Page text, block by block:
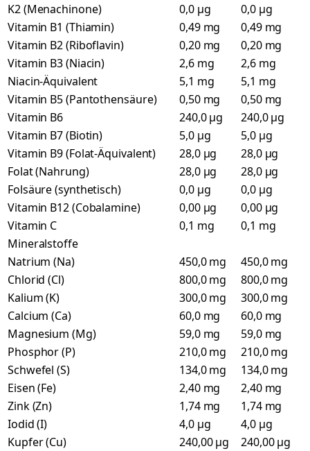
K2 (Menachinone)
0,0 µg
0,0 µg
Vitamin B1 (Thiamin)
0,49 mg
0,49 mg
Vitamin B2 (Riboflavin)
0,20 mg
0,20 mg
Vitamin B3 (Niacin)
2,6 mg
2,6 mg
Niacin-Äquivalent
5,1 mg
5,1 mg
Vitamin B5 (Pantothensäure)
0,50 mg
0,50 mg
Vitamin B6
240,0 µg
240,0 µg
Vitamin B7 (Biotin)
5,0 µg
5,0 µg
Vitamin B9 (Folat-Äquivalent)
28,0 µg
28,0 µg
Folat (Nahrung)
28,0 µg
28,0 µg
Folsäure (synthetisch)
0,0 µg
0,0 µg
Vitamin B12 (Cobalamine)
0,00 µg
0,00 µg
Vitamin C
0,1 mg
0,1 mg
Mineralstoffe
Natrium (Na)
450,0 mg
450,0 mg
Chlorid (Cl)
800,0 mg
800,0 mg
Kalium (K)
300,0 mg
300,0 mg
Calcium (Ca)
60,0 mg
60,0 mg
Magnesium (Mg)
59,0 mg
59,0 mg
Phosphor (P)
210,0 mg
210,0 mg
Schwefel (S)
134,0 mg
134,0 mg
Eisen (Fe)
2,40 mg
2,40 mg
Zink (Zn)
1,74 mg
1,74 mg
Iodid (I)
4,0 µg
4,0 µg
Kupfer (Cu)
240,00 µg
240,00 µg